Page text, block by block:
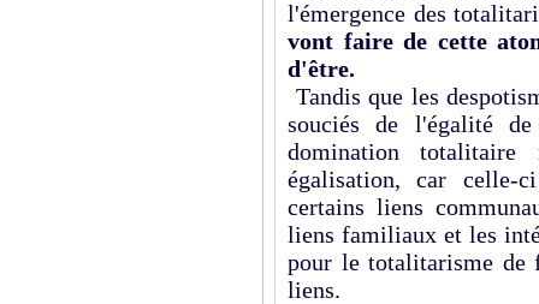
l'émergence des
vont faire de cette
d'être.
Tandis que les
souciés de l'égalité
domination
égalisation, car celle-
certains liens
liens familiaux et les
pour le totalitarisme de
liens.